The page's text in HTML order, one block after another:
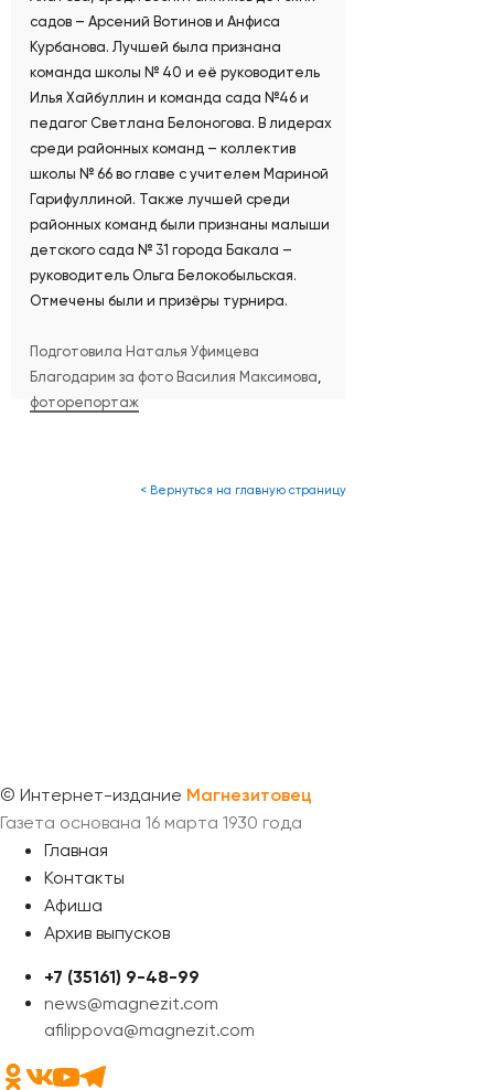
садов – Арсений Вотинов и Анфиса
Курбанова. Лучшей была признана
команда школы № 40 и её руководитель
Илья Хайбуллин и команда сада №46 и
педагог Светлана Белоногова. В лидерах
среди районных команд – коллектив
школы № 66 во главе с учителем Мариной
Гарифуллиной. Также лучшей среди
районных команд были признаны малыши
детского сада № 31 города Бакала –
руководитель Ольга Белокобыльская.
Отмечены были и призёры турнира.
Подготовила Наталья Уфимцева
Благодарим за фото Василия Максимова,
фоторепортаж
< Вернуться на главную страницу
© Интернет-издание Магнезитовец
Газета основана 16 марта 1930 года
Главная
Контакты
Афиша
Архив выпусков
+7 (35161) 9-48-99
news@magnezit.com
afilippova@magnezit.com